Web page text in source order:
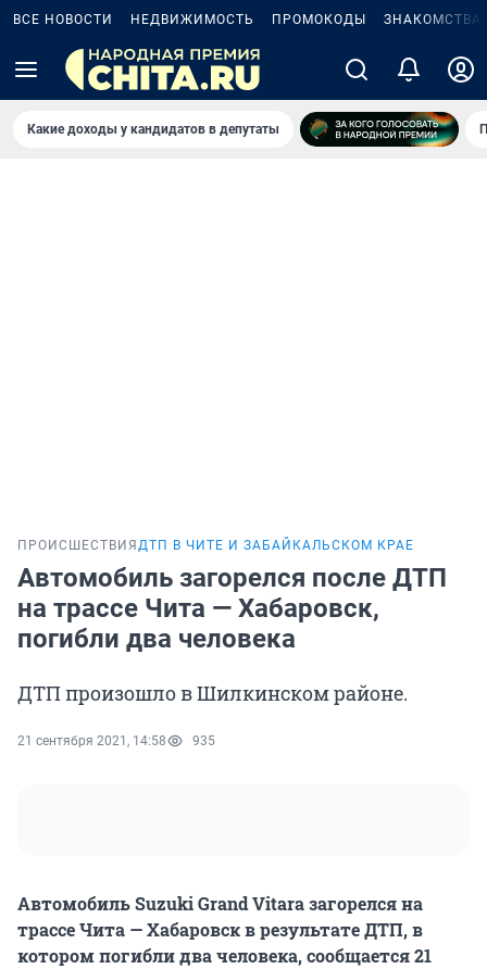
ВСЕ НОВОСТИ НЕДВИЖИМОСТЬ ПРОМОКОДЫ ЗНАКОМСТВА
Какие доходы у кандидатов в депутаты
ПРОИСШЕСТВИЯ ДТП В ЧИТЕ И ЗАБАЙКАЛЬСКОМ КРАЕ
Автомобиль загорелся после ДТП
на трассе Чита — Хабаровск,
погибли два человека
ДТП произошло в Шилкинском районе.
21 сентября 2021, 14:58 935
Автомобиль Suzuki Grand Vitara загорелся на
трассе Чита — Хабаровск в результате ДТП, в
котором погибли два человека, сообщается 21